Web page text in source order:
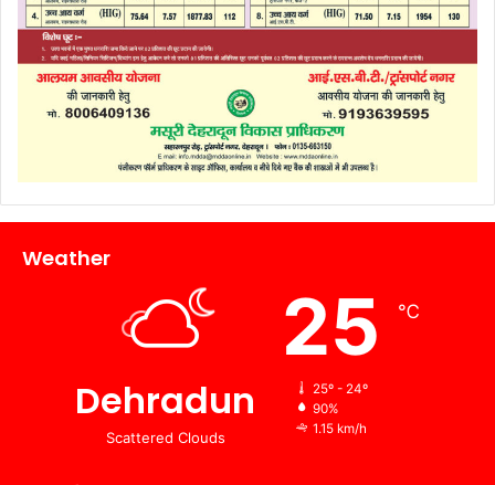
Weather
Dehradun
Scattered Clouds
25 ℃
25º - 24º
90%
1.15 km/h